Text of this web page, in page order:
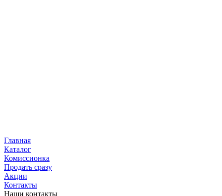
Главная
Каталог
Комиссионка
Продать сразу
Акции
Контакты
Наши контакты